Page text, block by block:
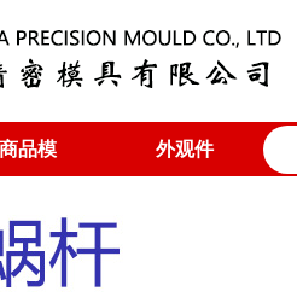
商品模 外观件